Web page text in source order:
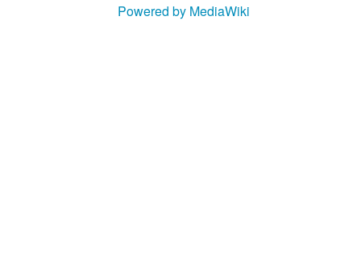
Powered by MediaWiki